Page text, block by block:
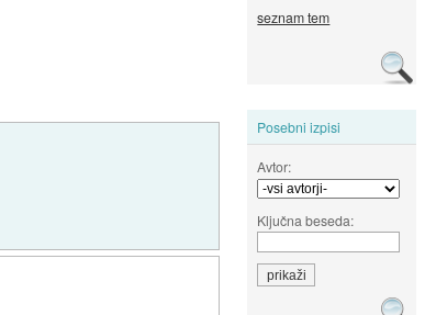
seznam tem
Posebni izpisi
Avtor:
Ključna beseda: